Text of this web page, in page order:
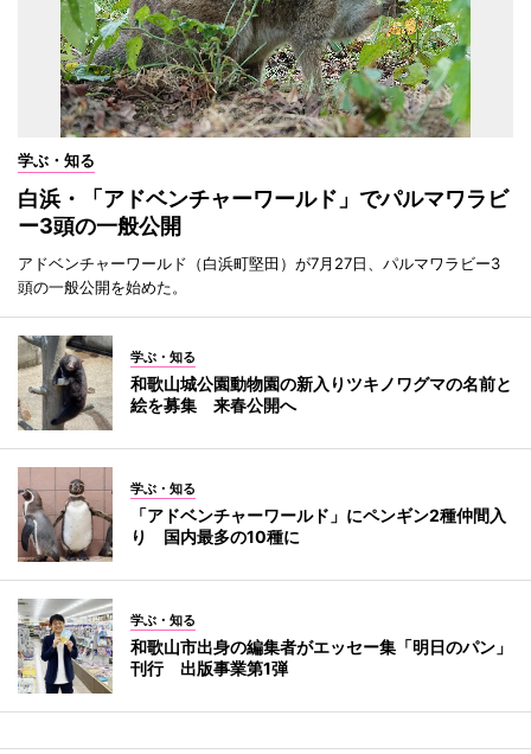
学ぶ・知る
白浜・「アドベンチャーワールド」でパルマワラビ
ー3頭の一般公開
アドベンチャーワールド（白浜町堅田）が7月27日、パルマワラビー3
頭の一般公開を始めた。
学ぶ・知る
和歌山城公園動物園の新入りツキノワグマの名前と
絵を募集 来春公開へ
学ぶ・知る
「アドベンチャーワールド」にペンギン2種仲間入
り 国内最多の10種に
学ぶ・知る
和歌山市出身の編集者がエッセー集「明日のパン」
刊行 出版事業第1弾